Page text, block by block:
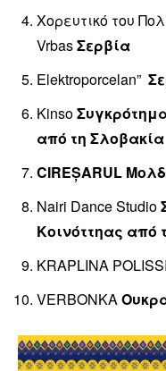
Χορευτικό του
VrbasΣερβία
Elektroporcelan”
Kinso
από τη Σλοβακία
CIREȘARUL
Nairi Dance Studio
Κοινόττηας από
KRAPLINA
VERBONKA